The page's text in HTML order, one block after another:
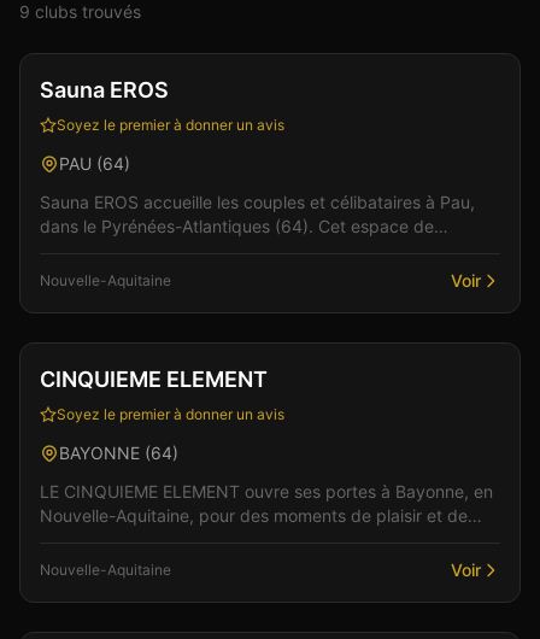
9 clubs trouvés
Sauna EROS
Soyez le premier à donner un avis
PAU (64)
Sauna EROS accueille les couples et célibataires à Pau,
dans le Pyrénées-Atlantiques (64). Cet espace de
Nouvelle-Aquitaine Voir
Club Sauna +2
CINQUIEME ELEMENT
Soyez le premier à donner un avis
BAYONNE (64)
LE CINQUIEME ELEMENT ouvre ses portes à Bayonne, en
Nouvelle-Aquitaine, pour des moments de plaisir et de
Nouvelle-Aquitaine Voir
Club Sauna